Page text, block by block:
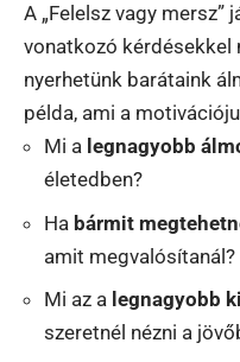
A „Felelsz vagy mersz”
vonatkozó
nyerhetünk barátaink
példa, ami a
Mi a legnagyobb
életedben?
Ha bármit
amit megvalósítanál?
Mi az a legnagyobb
szeretnél nézni a